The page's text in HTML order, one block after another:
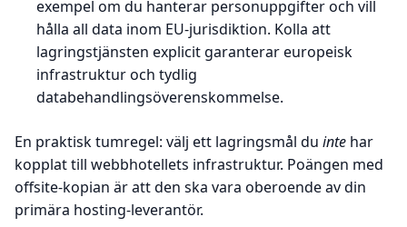
exempel om du hanterar personuppgifter och vill
hålla all data inom EU-jurisdiktion. Kolla att
lagringstjänsten explicit garanterar europeisk
infrastruktur och tydlig
databehandlingsöverenskommelse.
En praktisk tumregel: välj ett lagringsmål du inte har
kopplat till webbhotellets infrastruktur. Poängen med
offsite-kopian är att den ska vara oberoende av din
primära hosting-leverantör.